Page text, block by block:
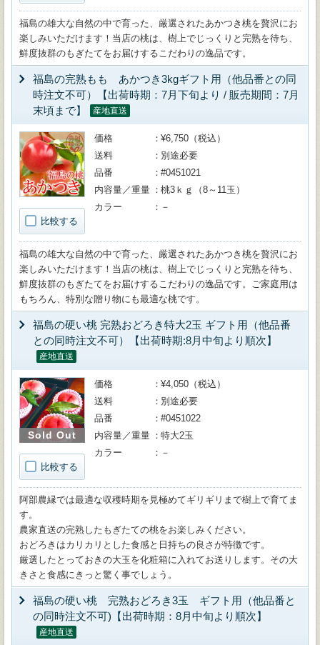
福島の雄大な自然の中で育った、厳選されたあかつき桃を贅沢にお
楽しみいただけます！当店の桃は、樹上でじっくりと完熟を待ち、
鮮度抜群のもぎたてをお届けするこだわりの逸品です。
福島の完熟もも あかつき3kgギフト用（他品番との同
時注文不可）【出荷時期：7月下旬より / 販売期間：7月
末頃まで】
産地直送
比較する
価格
¥6,750（税込）
送料
別途必要
品番
#0451021
内容量／重量
桃3ｋｇ（8～11玉）
カラー
－
福島の雄大な自然の中で育った、厳選されたあかつき桃を贅沢にお
楽しみいただけます！当店の桃は、樹上でじっくりと完熟を待ち、
鮮度抜群のもぎたてをお届けするこだわりの逸品です。ご家庭用は
もちろん、特別な贈り物にも最適な桃です。
福島の硬い桃 完熟おどろき特大2玉 ギフト用（他品番
との同時注文不可）【出荷時期:8月中旬より順次】
産地直送
Sold Out
比較する
価格
¥4,050（税込）
送料
別途必要
品番
#0451022
内容量／重量
特大2玉
カラー
－
阿部農縁では最適な収穫時期を見極めてギリギリまで樹上で育てま
す。
農家直送の完熟したもぎたての桃をお楽しみください。
おどろきはカリカリとした食感と日持ちの良さが特徴です。
厳選したとっておきの大玉を化粧箱に入れてお送りします。その大
きさと食感にきっと驚く事でしょう。
福島の硬い桃 完熟おどろき3玉 ギフト用（他品番と
の同時注文不可)【出荷時期：8月中旬より順次】
産地直送